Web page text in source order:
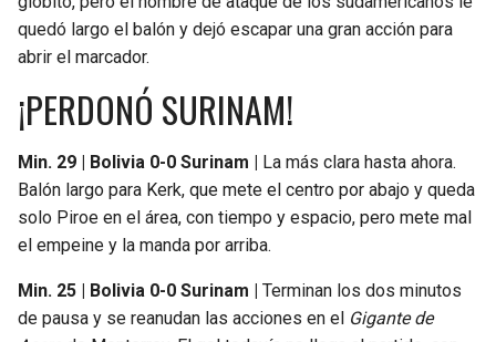
quedó largo el balón y dejó escapar una gran acción para
abrir el marcador.
¡PERDONÓ SURINAM!
Min. 29 | Bolivia 0-0 Surinam |
La más clara hasta ahora.
Balón largo para Kerk, que mete el centro por abajo y queda
solo Piroe en el área, con tiempo y espacio, pero mete mal
el empeine y la manda por arriba.
Min. 25 | Bolivia 0-0 Surinam | Terminan los dos minutos
de pausa y se reanudan las acciones en el Gigante de